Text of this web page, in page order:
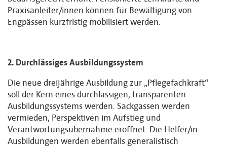
Praxisanleiter/innen können für Bewältigung von
Engpässen kurzfristig mobilisiert werden.
2. Durchlässiges Ausbildungssystem
Die neue dreijährige Ausbildung zur „Pflegefachkraft“
soll der Kern eines durchlässigen, transparenten
Ausbildungssystems werden. Sackgassen werden
vermieden, Perspektiven im Aufstieg und
Verantwortungsübernahme eröffnet. Die Helfer/in-
Ausbildungen werden ebenfalls generalistisch